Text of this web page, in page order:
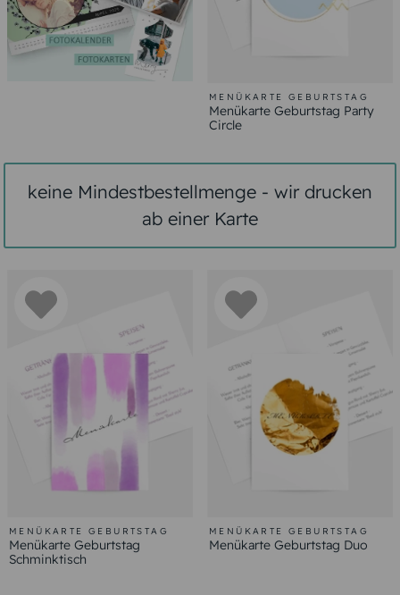
MENÜKARTE GEBURTSTAG
Menükarte Geburtstag Party
Circle
keine Mindestbestellmenge - wir drucken
ab einer Karte
MENÜKARTE GEBURTSTAG
Menükarte Geburtstag
Schminktisch
MENÜKARTE GEBURTSTAG
Menükarte Geburtstag Duo